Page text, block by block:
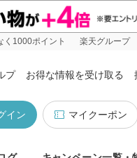
く1000ポイント 楽天グループ
プ お得な情報を受け取る
マイクーポン
イン